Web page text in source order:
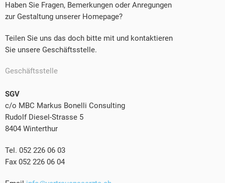
Haben Sie Fragen, Bemerkungen oder Anregungen
zur Gestaltung unserer Homepage?
Teilen Sie uns das doch bitte mit und kontaktieren
Sie unsere Geschäftsstelle.
Geschäftsstelle
SGV
c/o MBC Markus Bonelli Consulting
Rudolf Diesel-Strasse 5
8404 Winterthur
Tel. 052 226 06 03
Fax 052 226 06 04